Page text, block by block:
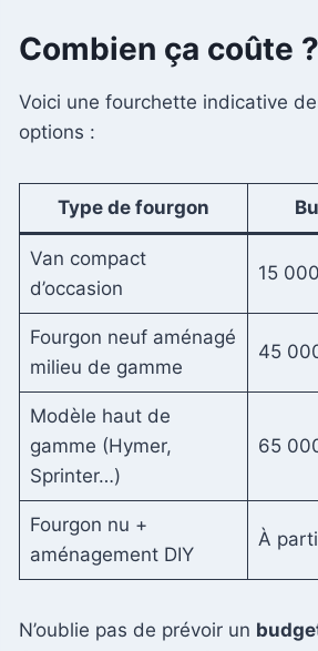
Combien ça coûte ?
Voici une fourchette indicative
options :
Type de fourgon
Van compact
d’occasion
15
Fourgon neuf aménagé
milieu de gamme
45
Modèle haut de
gamme (Hymer,
Sprinter…)
65
Fourgon nu +
aménagement DIY
À
N’oublie pas de prévoir un